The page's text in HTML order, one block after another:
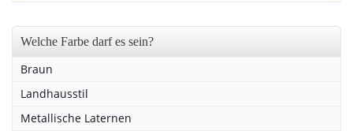
Welche Farbe darf es sein?
Braun
Landhausstil
Metallische Laternen